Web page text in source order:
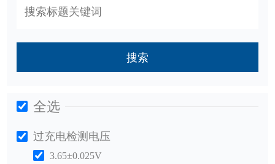
搜索
全选
过充电检测电压
3.65±0.025V